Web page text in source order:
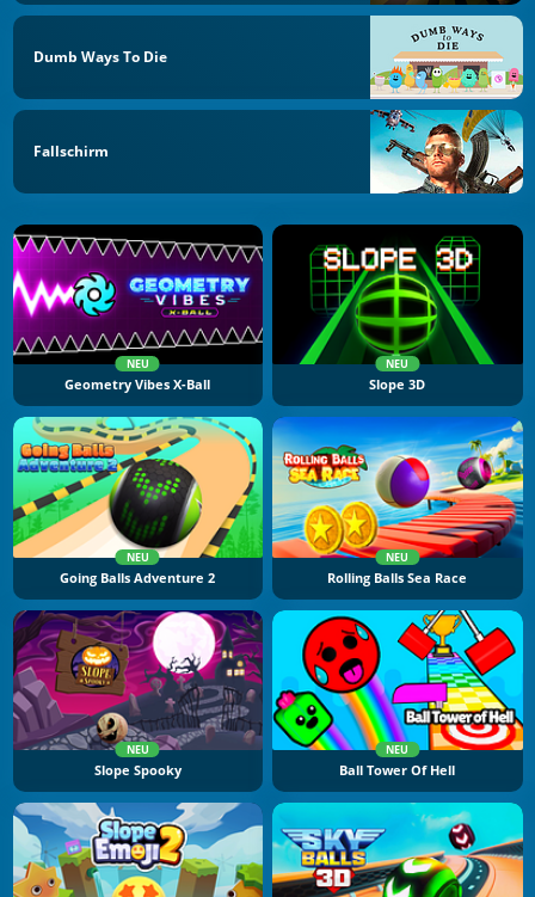
Dumb Ways To Die
Fallschirm
NEU
Geometry Vibes X-Ball
NEU
Slope 3D
NEU
Going Balls Adventure 2
NEU
Rolling Balls Sea Race
NEU
Slope Spooky
NEU
Ball Tower Of Hell